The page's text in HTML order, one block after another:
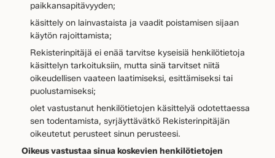
paikkansapitävyyden;
käsittely on lainvastaista ja vaadit poistamisen sijaan
käytön rajoittamista;
Rekisterinpitäjä ei enää tarvitse kyseisiä henkilötietoja
käsittelyn tarkoituksiin, mutta sinä tarvitset niitä
oikeudellisen vaateen laatimiseksi, esittämiseksi tai
puolustamiseksi;
olet vastustanut henkilötietojen käsittelyä odotettaessa
sen todentamista, syrjäyttävätkö Rekisterinpitäjän
oikeutetut perusteet sinun perusteesi.
Oikeus vastustaa sinua koskevien henkilötietojen